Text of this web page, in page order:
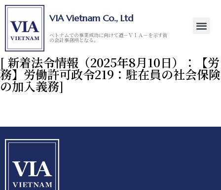
VIA Vietnam Co., Ltd
ベトナムでの事業成功に向けて道－ＶＩＡ－を示す街
の会計事務所となる。
[ 新着法令情報（2025年8月10日）：【労
務】労働許可政令219：駐在員の社会保険
の加入義務]